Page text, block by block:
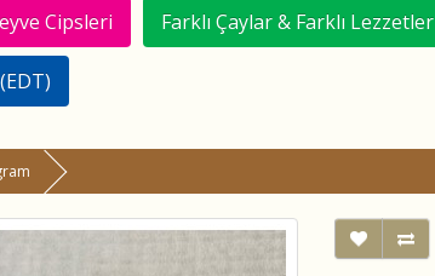
Cipsleri Farklı Çaylar & Farklı Lezzetler